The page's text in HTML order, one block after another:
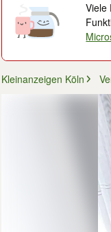
Viele
Kleinanzeigen Köln